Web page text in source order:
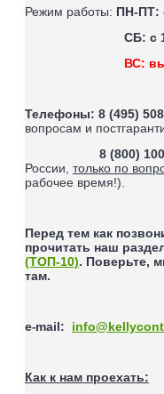
Режим работы: ПН-ПТ:
СБ: с
ВС:
Телефоны: 8 (495)
вопросам и
8 (800) 100
России, только по
рабочее время!).
Перед тем как
прочитать наш
(ТОП-10). Поверьте,
там.
e-mail:
Как к нам проехать: